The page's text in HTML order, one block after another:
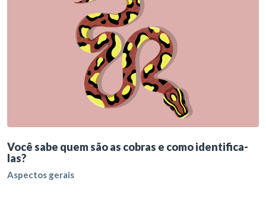
Você sabe quem são as cobras e como identifica-
las?
Aspectos gerais